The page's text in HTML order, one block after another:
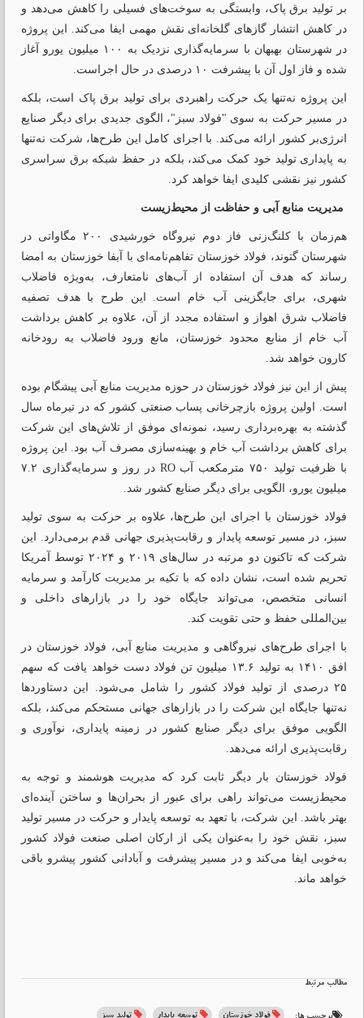
بر تولید برق پاک، وابستگی به سوخت‌های فسیلی را کاهش می‌دهد و
در کاهش انتشار گازهای گلخانه‌ای نقش مهمی ایفا می‌کند. این پروژه
در شهرستان بهبهان با سرمایه‌گذاری نزدیک به ۱۰۰ میلیون یورو آغاز
شده و فاز اول آن با پیشرفت ۱۰ درصدی در حال اجراست.
این پروژه نه‌تنها یک حرکت راهبردی برای تولید برق پاک است، بلکه
در مسیر حرکت به سوی "فولاد سبز"، الگوی جدیدی برای دیگر صنایع
انرژی‌بر کشور ارائه می‌کند. با اجرای کامل این طرح‌ها، شرکت نه‌تنها
به پایداری تولید خود کمک می‌کند، بلکه در حفظ شبکه برق سراسری
کشور نیز نقشی کلیدی ایفا خواهد کرد.
مدیریت منابع آبی و حفاظت از محیط‌زیست
هم‌زمان با کلنگ‌زنی فاز دوم نیروگاه خورشیدی ۲۰۰ مگاواتی در
شهرستان گتوند، فولاد خوزستان تفاهم‌نامه‌ای با آبفا خوزستان به امضا
رساند که هدف آن استفاده از آب‌های نامتعارف، به‌ویژه فاضلاب
شهری، برای جایگزینی آب خام است. این طرح با هدف تصفیه
فاضلاب شرق اهواز و استفاده مجدد از آن، علاوه بر کاهش برداشت
آب خام از منابع محدود خوزستان، مانع ورود فاضلاب به رودخانه
کارون خواهد شد.
پیش از این نیز فولاد خوزستان در حوزه مدیریت منابع آبی پیشگام بوده
است. اولین پروژه بازچرخانی پساب صنعتی کشور که در تیرماه سال
گذشته به بهره‌برداری رسید، نمونه‌ای موفق از تلاش‌های این شرکت
برای کاهش برداشت آب خام و بهینه‌سازی مصرف آب بود. این پروژه
با ظرفیت تولید ۷۵۰ مترمکعب آب RO در روز و سرمایه‌گذاری ۷.۲
میلیون یورو، الگویی برای دیگر صنایع کشور شد.
فولاد خوزستان با اجرای این طرح‌ها، علاوه بر حرکت به سوی تولید
سبز، در مسیر توسعه پایدار و رقابت‌پذیری جهانی قدم برمی‌دارد. این
شرکت که تاکنون دو مرتبه در سال‌های ۲۰۱۹ و ۲۰۲۴ توسط آمریکا
تحریم شده است، نشان داده که با تکیه بر مدیریت کارآمد و سرمایه
انسانی متخصص، می‌تواند جایگاه خود را در بازارهای داخلی و
بین‌المللی حفظ و حتی تقویت کند.
با اجرای طرح‌های نیروگاهی و مدیریت منابع آبی، فولاد خوزستان در
افق ۱۴۱۰ به تولید ۱۳.۶ میلیون تن فولاد دست خواهد یافت که سهم
۲۵ درصدی از تولید فولاد کشور را شامل می‌شود. این دستاوردها
نه‌تنها جایگاه این شرکت را در بازارهای جهانی مستحکم می‌کند، بلکه
الگویی موفق برای دیگر صنایع کشور در زمینه پایداری، نوآوری و
رقابت‌پذیری ارائه می‌دهد.
فولاد خوزستان بار دیگر ثابت کرد که مدیریت هوشمند و توجه به
محیط‌زیست می‌تواند راهی برای عبور از بحران‌ها و ساختن آینده‌ای
بهتر باشد. این شرکت، با تعهد به توسعه پایدار و حرکت در مسیر تولید
سبز، نقش خود را به‌عنوان یکی از ارکان اصلی صنعت فولاد کشور
به‌خوبی ایفا می‌کند و در مسیر پیشرفت و آبادانی کشور پیشرو باقی
خواهد ماند.
مطالب مرتبط
فولاد خوزستان توسعه پایدار تولید سبز